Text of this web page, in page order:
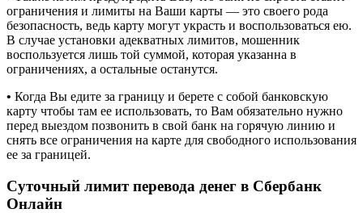
ограничения и лимиты на Ваши карты — это своего рода
безопасность, ведь карту могут украсть и воспользоваться ею.
В случае установки адекватных лимитов, мошенник
воспользуется лишь той суммой, которая указанна в
ограничениях, а остальные останутся.
• Когда Вы едите за границу и берете с собой банковскую
карту чтобы там ее использовать, то Вам обязательно нужно
перед выездом позвонить в свой банк на горячую линию и
снять все ограничения на карте для свободного использования
ее за границей.
Суточный лимит перевода денег в Сбербанк
Онлайн